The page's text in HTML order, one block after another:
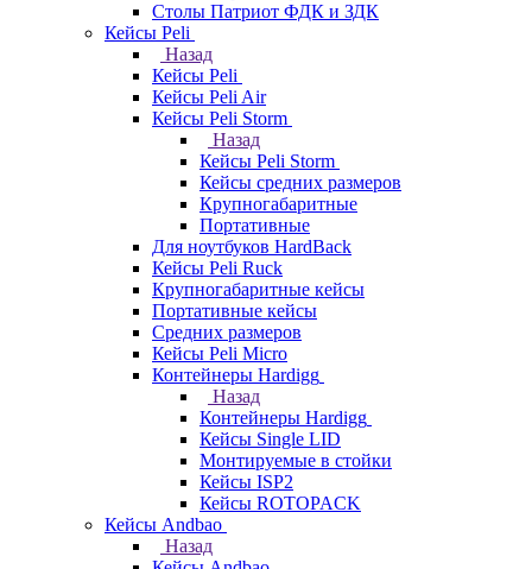
Столы Патриот ФДК и ЗДК
Кейсы Peli
Назад
Кейсы Peli
Кейсы Peli Air
Кейсы Peli Storm
Назад
Кейсы Peli Storm
Кейсы средних размеров
Крупногабаритные
Портативные
Для ноутбуков HardBack
Кейсы Peli Ruck
Крупногабаритные кейсы
Портативные кейсы
Средних размеров
Кейсы Peli Micro
Контейнеры Hardigg
Назад
Контейнеры Hardigg
Кейсы Single LID
Монтируемые в стойки
Кейсы ISP2
Кейсы ROTOPACK
Кейсы Andbao
Назад